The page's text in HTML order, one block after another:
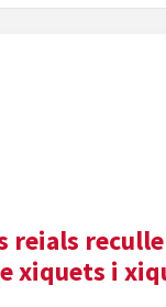
reials
xiquets i